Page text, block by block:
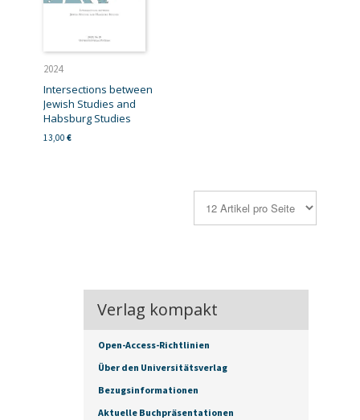
2024
Intersections between
Jewish Studies and
Habsburg Studies
13,00 €
Verlag kompakt
Open-Access-Richtlinien
Über den Universitätsverlag
Bezugsinformationen
Aktuelle Buchpräsentationen